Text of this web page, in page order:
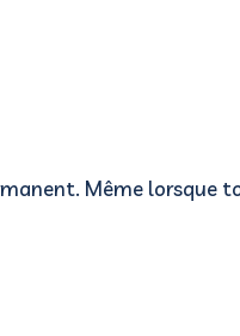
Même lorsque